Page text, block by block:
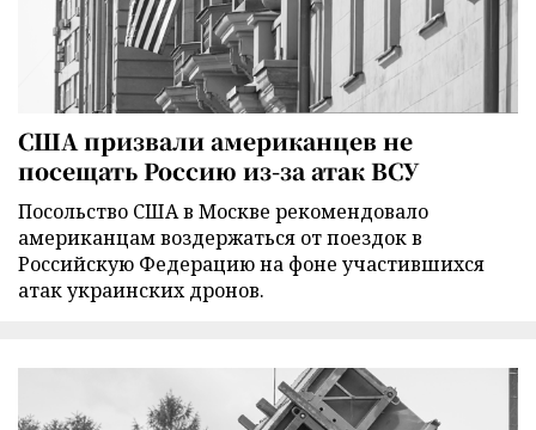
США призвали американцев не
посещать Россию из-за атак ВСУ
Посольство США в Москве рекомендовало
американцам воздержаться от поездок в
Российскую Федерацию на фоне участившихся
атак украинских дронов.